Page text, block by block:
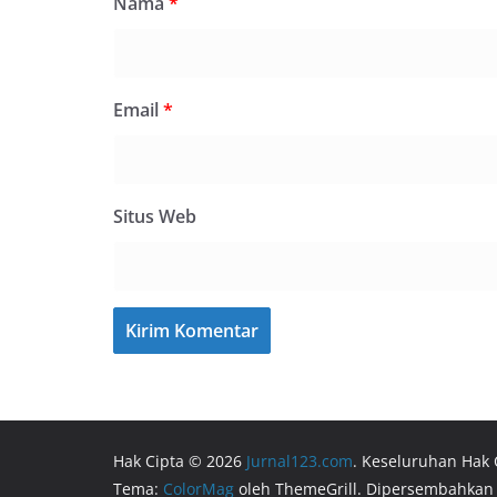
Email*
Situs Web
Hak Cipta © 2026 Jurnal123.com. Keseluruhan Hak
Tema: ColorMag oleh ThemeGrill. Dipersembahkan